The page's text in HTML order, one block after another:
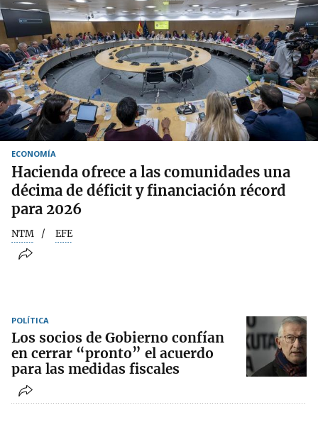
ECONOMÍA
Hacienda ofrece a las comunidades una
décima de déficit y financiación récord
para 2026
NTM EFE
POLÍTICA
Los socios de Gobierno confían
en cerrar “pronto” el acuerdo
para las medidas fiscales